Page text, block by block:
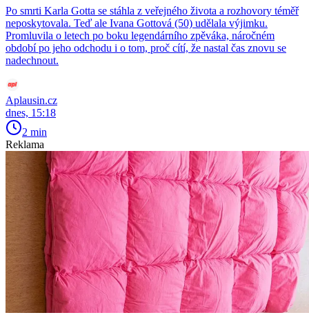
Po smrti Karla Gotta se stáhla z veřejného života a rozhovory téměř
neposkytovala. Teď ale Ivana Gottová (50) udělala výjimku.
Promluvila o letech po boku legendárního zpěváka, náročném
období po jeho odchodu i o tom, proč cítí, že nastal čas znovu se
nadechnout.
Aplausin.cz
dnes, 15:18
2 min
Reklama